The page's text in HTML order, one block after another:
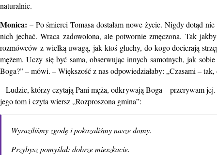
naturalnie.
Monica: – Po śmierci Tomasa dostałam nowe życie. Nigdy dotąd
nich jechać. Wraca zadowolona, ale potwornie zmęczona. Tak
rozmówców z wielką uwagą, jak ktoś głuchy, do kogo docierają
mężem. Uczy się być sama, obserwując innych samotnych, jak
Boga?” – mówi. – Większość z nas odpowiedziałaby: „Czasami – tak,
– Ludzie, którzy czytają Pani męża, odkrywają Boga – przerywam
jego tom i czyta wiersz „Rozproszona gmina”:
Wyraziliśmy zgodę i pokazaliśmy nasze domy.
Przybysz pomyślał: dobrze mieszkacie.